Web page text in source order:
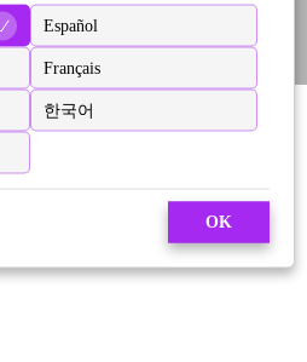
Español
Français
한국어
OK